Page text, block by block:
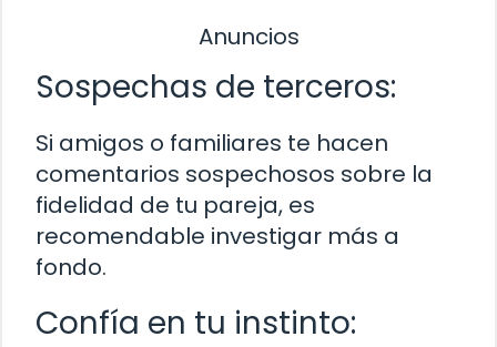
Anuncios
Sospechas de terceros:
Si amigos o familiares te hacen
comentarios sospechosos sobre la
fidelidad de tu pareja, es
recomendable investigar más a
fondo.
Confía en tu instinto: